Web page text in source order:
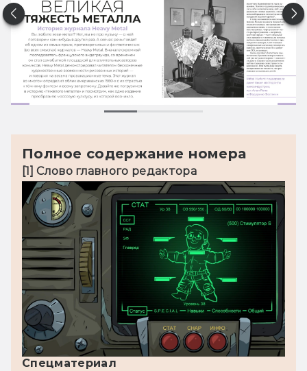
Полное содержание номера
[1] Слово главного редактора
Спецматериал